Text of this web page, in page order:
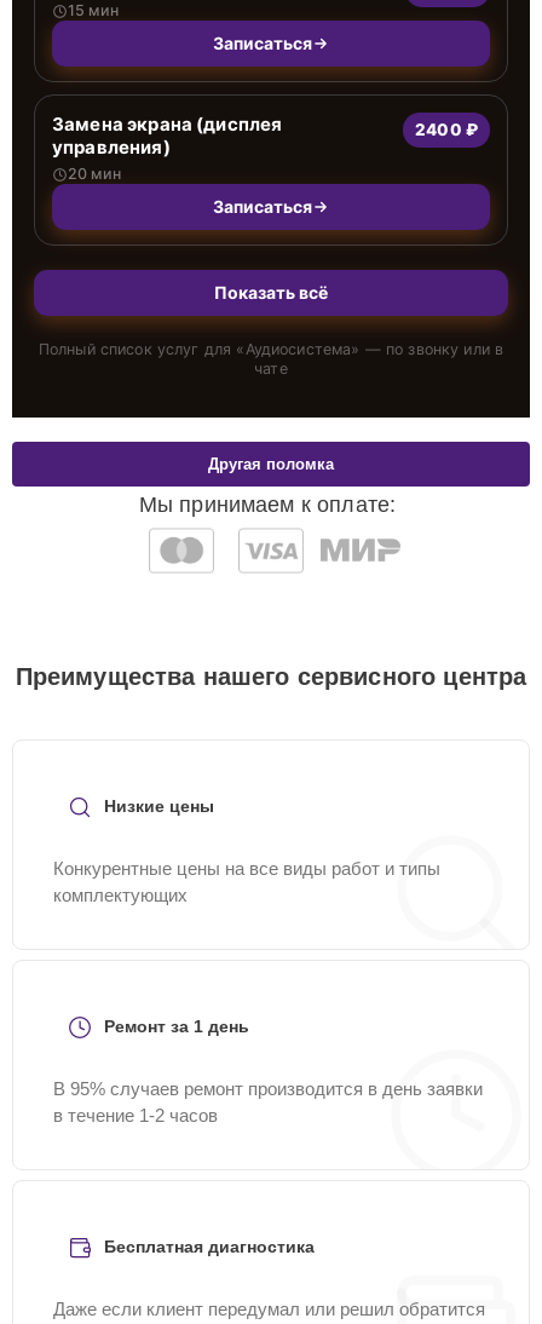
15 мин
Записаться
Замена экрана (дисплея
управления)
20 мин
2400 ₽
Записаться
Показать всё
Полный список услуг для «Аудиосистема» — по звонку или в
чате
Мы принимаем к оплате:
Другая поломка
Преимущества нашего сервисного центра
Низкие цены
Конкурентные цены на все виды работ и типы
комплектующих
Ремонт за 1 день
В 95% случаев ремонт производится в день заявки
в течение 1-2 часов
Бесплатная диагностика
Даже если клиент передумал или решил обратится